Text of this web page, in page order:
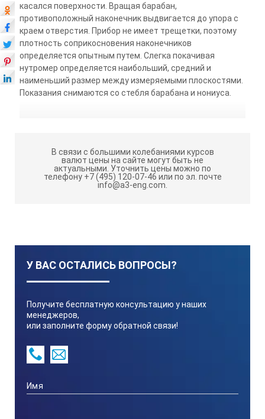
касался поверхности. Вращая барабан,
противоположный наконечник выдвигается до упора с
краем отверстия. Прибор не имеет трещетки, поэтому
плотность соприкосновения наконечников
определяется опытным путем. Слегка покачивая
нутромер определяется наибольший, средний и
наименьший размер между измеряемыми плоскостями.
Показания снимаются со стебля барабана и нониуса.
В связи с большими колебаниями курсов
валют цены на сайте могут быть не
актуальными. Уточнить цены можно по
телефону +7 (495) 120-07-46 или по эл. почте
info@a3-eng.com.
У ВАС ОСТАЛИСЬ ВОПРОСЫ?
Получите бесплатную консультацию у наших
менеджеров,
или заполните форму обратной связи!